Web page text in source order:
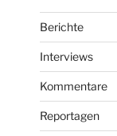
Berichte
Interviews
Kommentare
Reportagen